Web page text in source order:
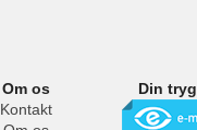
Om os
Kontakt
Din